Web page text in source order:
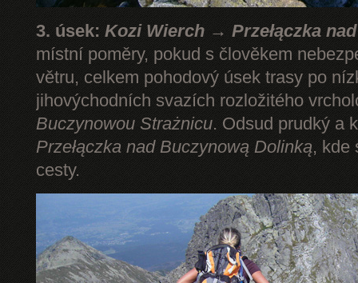
3. úsek: Kozi Wierch → Przełączka
místní poměry, pokud s člověkem
větru, celkem pohodový úsek trasy po
jihovýchodních svazích rozložitého
Buczynowou Strażnicu. Odsud prudký a
Przełączka nad Buczynową Dolinką, kde
cesty.